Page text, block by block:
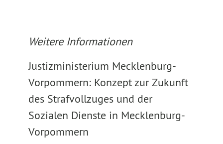
Weitere Informationen
Justizministerium Mecklenburg-
Vorpommern: Konzept zur Zukunft
des Strafvollzuges und der
Sozialen Dienste in Mecklenburg-
Vorpommern